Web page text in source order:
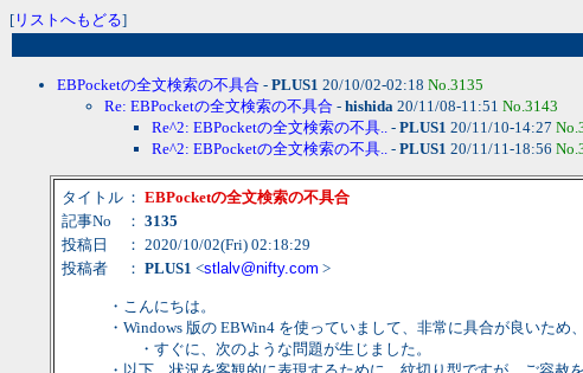
[ リストへもどる]
EBPocketの全文検索の不具合 - PLUS1 20/10/02-02:18 No.3135
Re: EBPocketの全文検索の不具合 - hishida 20/11/08-11:51 No.3143
Re^2: EBPocketの全文検索の不具.. - PLUS1 20/11/10-14:27
Re^2: EBPocketの全文検索の不具.. - PLUS1 20/11/11-18:56
タイトル ： EBPocketの全文検索の不具合
記事No
： 3135
投稿日
： 2020/10/02(Fri) 02:18:29
投稿者
： PLUS1 <stlalv@nifty.com >
・こんにちは。
・Windows 版の EBWin4 を使っていまして、非常に具合が良いため
・すぐに、次のような問題が生じました。